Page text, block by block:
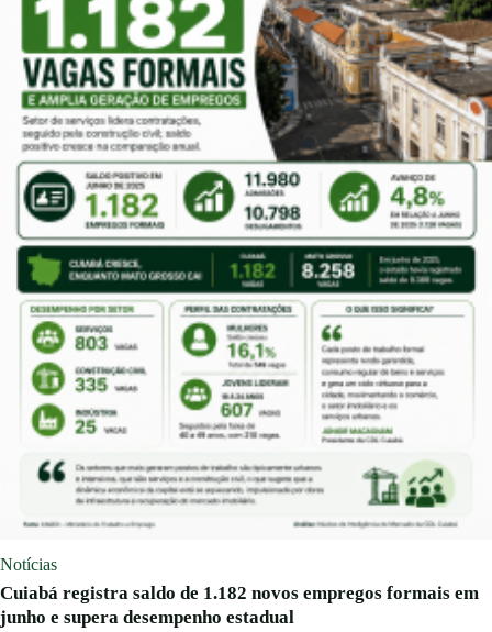
Notícias
Cuiabá registra saldo de 1.182 novos empregos formais em
junho e supera desempenho estadual